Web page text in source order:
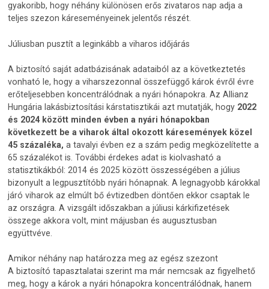
gyakoribb, hogy néhány különösen erős zivataros nap adja a
teljes szezon káreseményeinek jelentős részét.
Júliusban pusztít a leginkább a viharos időjárás
A biztosító saját adatbázisának adataiból az a következtetés
vonható le, hogy a viharszezonnal összefüggő károk évről évre
erőteljesebben koncentrálódnak a nyári hónapokra. Az Allianz
Hungária lakásbiztosítási kárstatisztikái azt mutatják, hogy 2022
és 2024 között minden évben a nyári hónapokban
következett be a viharok által okozott káresemények közel
45 százaléka, a tavalyi évben ez a szám pedig megközelítette a
65 százalékot is. További érdekes adat is kiolvasható a
statisztikákból: 2014 és 2025 között összességében a július
bizonyult a legpusztítóbb nyári hónapnak. A legnagyobb károkkal
járó viharok az elmúlt bő évtizedben döntően ekkor csaptak le
az országra. A vizsgált időszakban a júliusi kárkifizetések
összege akkora volt, mint májusban és augusztusban
együttvéve.
Amikor néhány nap határozza meg az egész szezont
A biztosító tapasztalatai szerint ma már nemcsak az figyelhető
meg, hogy a károk a nyári hónapokra koncentrálódnak, hanem